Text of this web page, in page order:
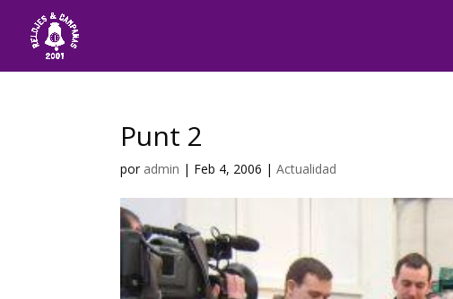
Punt 2
por admin | Feb 4, 2006 |Actualidad